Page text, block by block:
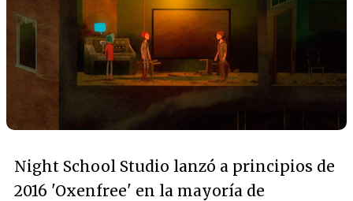
Night School Studio lanzó a principios de
2016 'Oxenfree' en la mayoría de